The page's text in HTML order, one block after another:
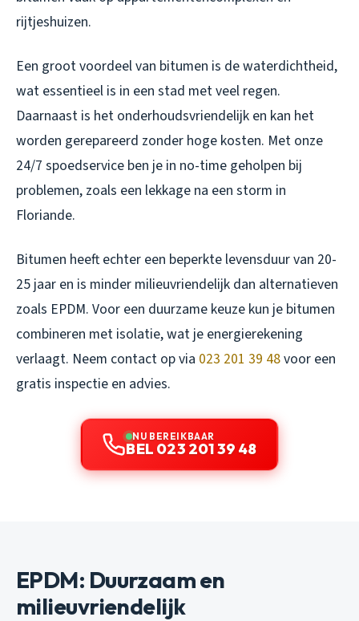
rijtjeshuizen.
Een groot voordeel van bitumen is de waterdichtheid,
wat essentieel is in een stad met veel regen.
Daarnaast is het onderhoudsvriendelijk en kan het
worden gerepareerd zonder hoge kosten. Met onze
24/7 spoedservice ben je in no-time geholpen bij
problemen, zoals een lekkage na een storm in
Floriande.
Bitumen heeft echter een beperkte levensduur van 20-
25 jaar en is minder milieuvriendelijk dan alternatieven
zoals EPDM. Voor een duurzame keuze kun je bitumen
combineren met isolatie, wat je energierekening
verlaagt. Neem contact op via 023 201 39 48voor een
gratis inspectie en advies.
NU BEREIKBAAR
BEL 023 201 39 48
EPDM: Duurzaam en
milieuvriendelijk